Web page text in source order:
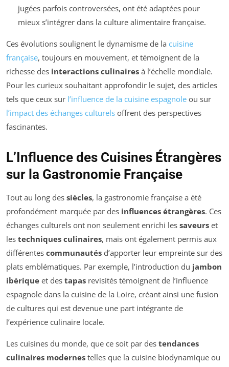
jugées parfois controversées, ont été adaptées pour
mieux s’intégrer dans la culture alimentaire française.
Ces évolutions soulignent le dynamisme de la cuisine
française, toujours en mouvement, et témoignent de la
richesse des interactions culinaires à l’échelle mondiale.
Pour les curieux souhaitant approfondir le sujet, des articles
tels que ceux sur l’influence de la cuisine espagnole ou sur
l’impact des échanges culturels offrent des perspectives
fascinantes.
L’Influence des Cuisines Étrangères
sur la Gastronomie Française
Tout au long des siècles, la gastronomie française a été
profondément marquée par des influences étrangères. Ces
échanges culturels ont non seulement enrichi les saveurs et
les techniques culinaires, mais ont également permis aux
différentes communautés d’apporter leur empreinte sur des
plats emblématiques. Par exemple, l’introduction du jambon
ibérique et des tapas revisités témoignent de l’influence
espagnole dans la cuisine de la Loire, créant ainsi une fusion
de cultures qui est devenue une part intégrante de
l’expérience culinaire locale.
Les cuisines du monde, que ce soit par des tendances
culinaires modernes telles que la cuisine biodynamique ou